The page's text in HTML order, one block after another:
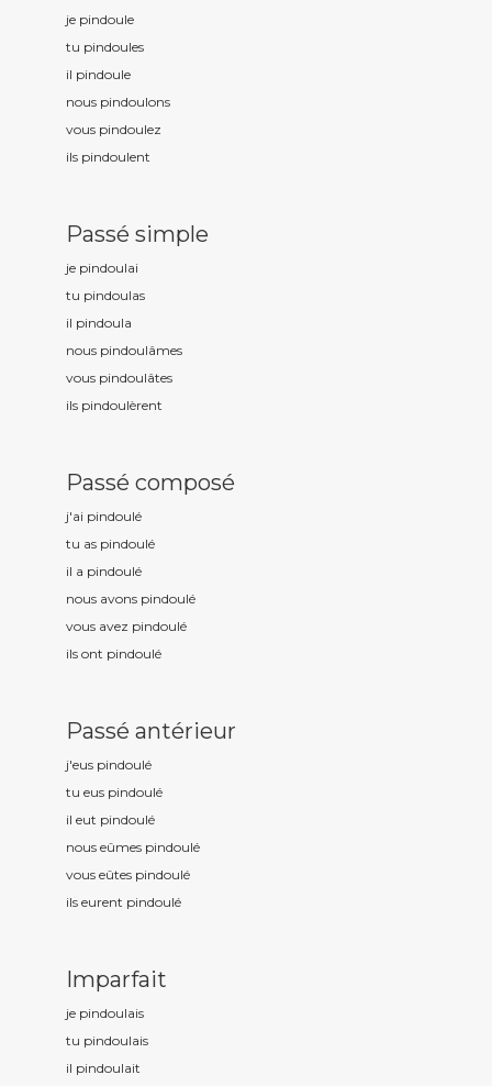
je pindoule
tu pindoules
il pindoule
nous pindoulons
vous pindoulez
ils pindoulent
Passé simple
je pindoulai
tu pindoulas
il pindoula
nous pindoulâmes
vous pindoulâtes
ils pindoulèrent
Passé composé
j'ai pindoulé
tu as pindoulé
il a pindoulé
nous avons pindoulé
vous avez pindoulé
ils ont pindoulé
Passé antérieur
j'eus pindoulé
tu eus pindoulé
il eut pindoulé
nous eûmes pindoulé
vous eûtes pindoulé
ils eurent pindoulé
Imparfait
je pindoulais
tu pindoulais
il pindoulait